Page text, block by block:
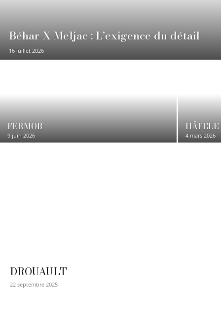
Béhar X Meljac : L’exigence du détail
16 juillet 2026
FERMOB
9 juin 2026
HÄFELE
4 mars 2026
DROUAULT
22 septembre 2025